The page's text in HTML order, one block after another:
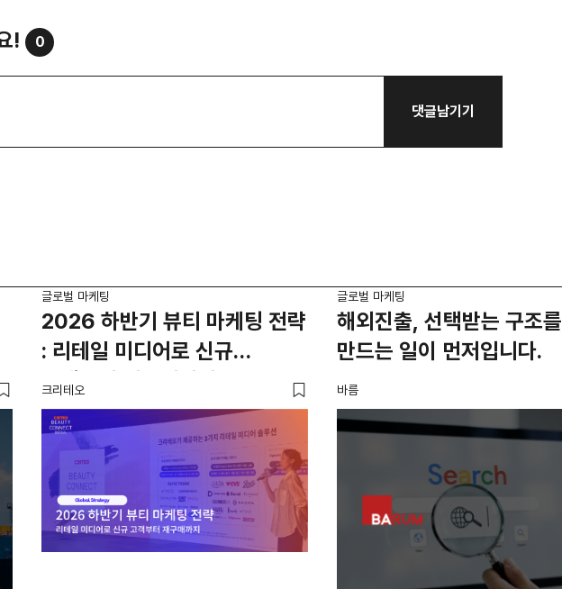
! 0
댓글남기기
글로벌 마케팅
2026 하반기 뷰티 마케팅 전략
: 리테일 미디어로 신규
고객부터 재구매까지
크리테오
글로벌 마케팅
해외진출, 선택받는 구조를
만드는 일이 먼저입니다.
바름